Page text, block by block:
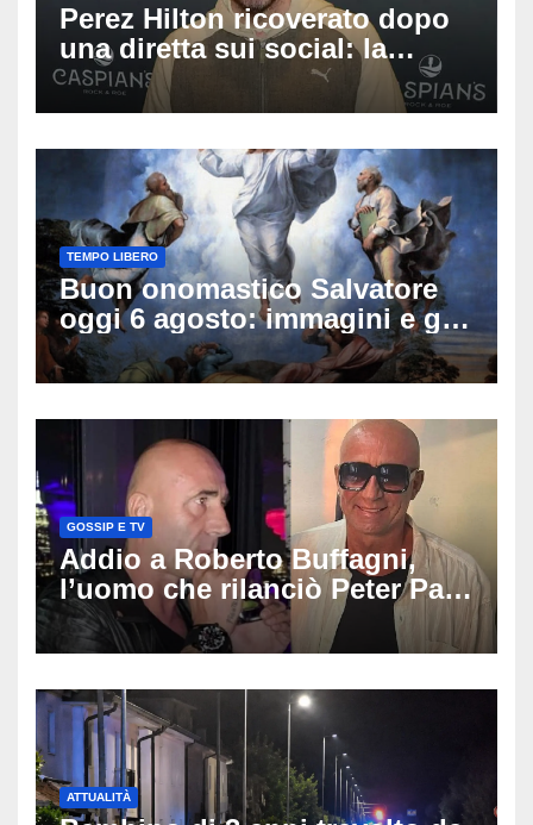
Perez Hilton ricoverato dopo
una diretta sui social: la
famiglia rompe il silenzio
sulle sue condizioni
TEMPO LIBERO
Buon onomastico Salvatore
oggi 6 agosto: immagini e gif
di auguri da condividere
GOSSIP E TV
Addio a Roberto Buffagni,
l’uomo che rilanciò Peter Pan
e Villa delle Rose: aveva 59
anni
ATTUALITÀ